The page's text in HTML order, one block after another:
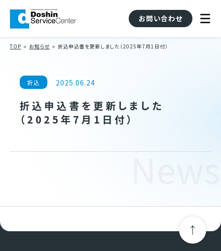
お問い合わせ
TOP お知らせ 折込申込書を更新しました（2025年7月1日付）
折込 2025.06.24
折込申込書を更新しました
（2025年7月1日付）
News